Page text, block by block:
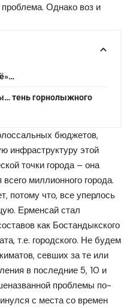
Однако воз и
тень горнолыжного
бюджетов,
инфраструктуру этой
точки города – она
миллионного города.
потому что, все уперлось
Ерменсай стал
как Бостандыкского
т.е. городского. Не будем
севших за те или
в последние 5, 10 и
проблемы по-
с места со времен